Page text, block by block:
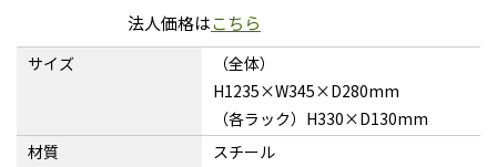
法人価格はこちら
サイズ
（全体）
H1235×W345×D280mm
（各ラック）H330×D130mm
材質
スチール